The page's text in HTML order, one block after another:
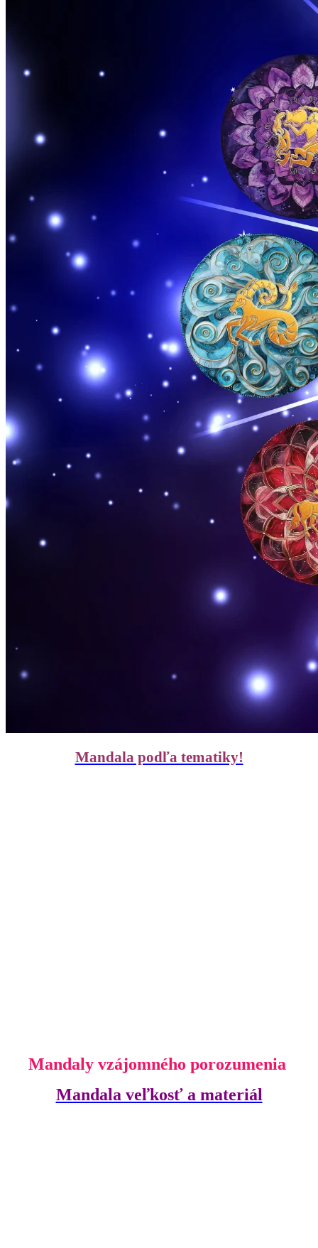
Mandala podľa tematiky!
Mandaly vzájomného porozumenia
Mandala veľkosť a materiál